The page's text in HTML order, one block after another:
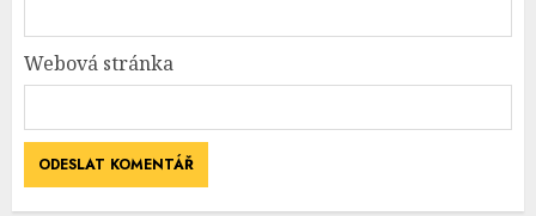
Webová stránka